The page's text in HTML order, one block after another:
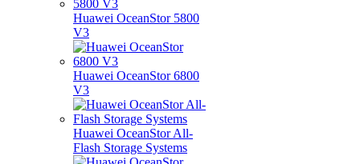
Huawei OceanStor 5800
V3
Huawei OceanStor 6800
V3
Huawei OceanStor All-
Flash Storage Systems